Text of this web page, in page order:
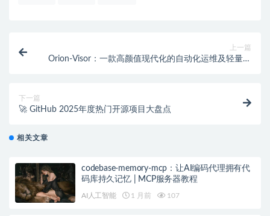
上一篇
Orion-Visor：一款高颜值现代化的自动化运维及轻量级
下一篇
🚀 GitHub 2025年度热门开源项目大盘点
相关文章
codebase-memory-mcp：让AI编码代理拥有代
码库持久记忆 | MCP服务器教程
AI人工智能 1 月前 107